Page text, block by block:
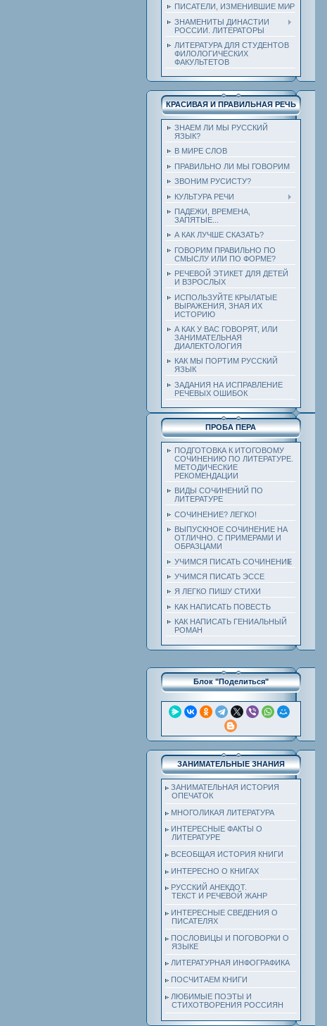
ПИСАТЕЛИ, ИЗМЕНИВШИЕ МИР
ЗНАМЕНИТЫ ДИНАСТИИ
РОССИИ. ЛИТЕРАТОРЫ
ЛИТЕРАТУРА ДЛЯ СТУДЕНТОВ
ФИЛОЛОГИЧЕСКИХ
ФАКУЛЬТЕТОВ
КРАСИВАЯ И ПРАВИЛЬНАЯ РЕЧЬ
ЗНАЕМ ЛИ МЫ РУССКИЙ
ЯЗЫК?
В МИРЕ СЛОВ
ПРАВИЛЬНО ЛИ МЫ ГОВОРИМ
ЗВОНИМ РУСИСТУ?
КУЛЬТУРА РЕЧИ
ПАДЕЖИ, ВРЕМЕНА,
ЗАПЯТЫЕ...
А КАК ЛУЧШЕ СКАЗАТЬ?
ГОВОРИМ ПРАВИЛЬНО ПО
СМЫСЛУ ИЛИ ПО ФОРМЕ?
РЕЧЕВОЙ ЭТИКЕТ ДЛЯ ДЕТЕЙ
И ВЗРОСЛЫХ
ИСПОЛЬЗУЙТЕ КРЫЛАТЫЕ
ВЫРАЖЕНИЯ, ЗНАЯ ИХ
ИСТОРИЮ
А КАК У ВАС ГОВОРЯТ, ИЛИ
ЗАНИМАТЕЛЬНАЯ
ДИАЛЕКТОЛОГИЯ
КАК МЫ ПОРТИМ РУССКИЙ
ЯЗЫК
ЗАДАНИЯ НА ИСПРАВЛЕНИЕ
РЕЧЕВЫХ ОШИБОК
ПРОБА ПЕРА
ПОДГОТОВКА К ИТОГОВОМУ
СОЧИНЕНИЮ ПО ЛИТЕРАТУРЕ.
МЕТОДИЧЕСКИЕ
РЕКОМЕНДАЦИИ
ВИДЫ СОЧИНЕНИЙ ПО
ЛИТЕРАТУРЕ
СОЧИНЕНИЕ? ЛЕГКО!
ВЫПУСКНОЕ СОЧИНЕНИЕ НА
ОТЛИЧНО. С ПРИМЕРАМИ И
ОБРАЗЦАМИ
УЧИМСЯ ПИСАТЬ СОЧИНЕНИЕ
УЧИМСЯ ПИСАТЬ ЭССЕ
Я ЛЕГКО ПИШУ СТИХИ
КАК НАПИСАТЬ ПОВЕСТЬ
КАК НАПИСАТЬ ГЕНИАЛЬНЫЙ
РОМАН
Блок "Поделиться"
ЗАНИМАТЕЛЬНЫЕ ЗНАНИЯ
ЗАНИМАТЕЛЬНАЯ ИСТОРИЯ
ОПЕЧАТОК
МНОГОЛИКАЯ ЛИТЕРАТУРА
ИНТЕРЕСНЫЕ ФАКТЫ О
ЛИТЕРАТУРЕ
ВСЕОБЩАЯ ИСТОРИЯ КНИГИ
ИНТЕРЕСНО О КНИГАХ
РУССКИЙ АНЕКДОТ.
ТЕКСТ И РЕЧЕВОЙ ЖАНР
ИНТЕРЕСНЫЕ СВЕДЕНИЯ О
ПИСАТЕЛЯХ
ПОСЛОВИЦЫ И ПОГОВОРКИ О
ЯЗЫКЕ
ЛИТЕРАТУРНАЯ ИНФОГРАФИКА
ПОСЧИТАЕМ КНИГИ
ЛЮБИМЫЕ ПОЭТЫ И
СТИХОТВОРЕНИЯ РОССИЯН